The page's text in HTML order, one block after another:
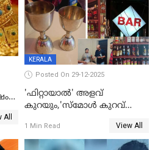
All
KERALA
Posted On 29-12-2025
'ഫിറ്റായാൽ' അളവ്
കുറയും,'സ്‌മോൾ കുറവ്
പിഴ
1 Min Read View All